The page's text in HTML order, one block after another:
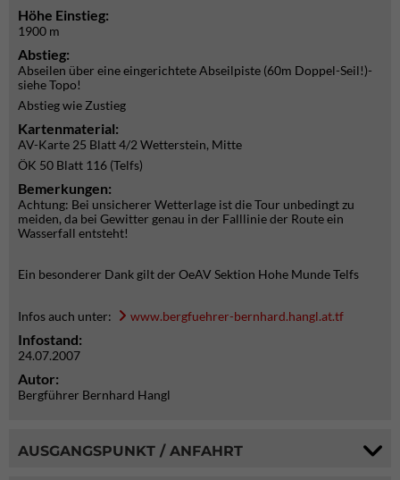
Höhe Einstieg:
1900 m
Abstieg:
Abseilen über eine eingerichtete Abseilpiste (60m Doppel-Seil!)-
siehe Topo!
Abstieg wie Zustieg
Kartenmaterial:
AV-Karte 25 Blatt 4/2 Wetterstein, Mitte
ÖK 50 Blatt 116 (Telfs)
Bemerkungen:
Achtung: Bei unsicherer Wetterlage ist die Tour unbedingt zu
meiden, da bei Gewitter genau in der Falllinie der Route ein
Wasserfall entsteht!
Ein besonderer Dank gilt der OeAV Sektion Hohe Munde Telfs
Infos auch unter: www.bergfuehrer-bernhard.hangl.at.tf
Infostand:
24.07.2007
Autor:
Bergführer Bernhard Hangl
AUSGANGSPUNKT / ANFAHRT